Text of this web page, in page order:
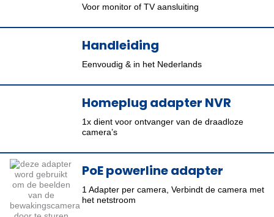
Voor monitor of TV aansluiting
Handleiding
Eenvoudig & in het Nederlands
Homeplug adapter NVR
1x dient voor ontvanger van de draadloze
camera’s
PoE powerline adapter
1 Adapter per camera, Verbindt de camera met
het netstroom